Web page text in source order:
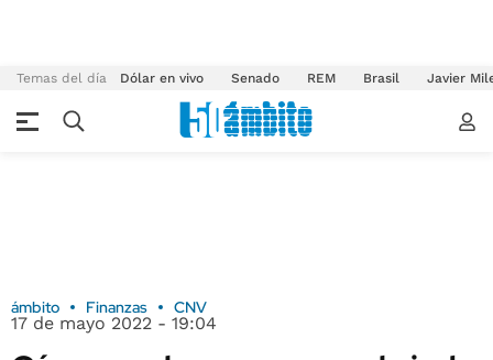
Temas del día Dólar en vivo Senado REM Brasil Javier
ámbito Finanzas CNV
17 de mayo 2022 - 19:04